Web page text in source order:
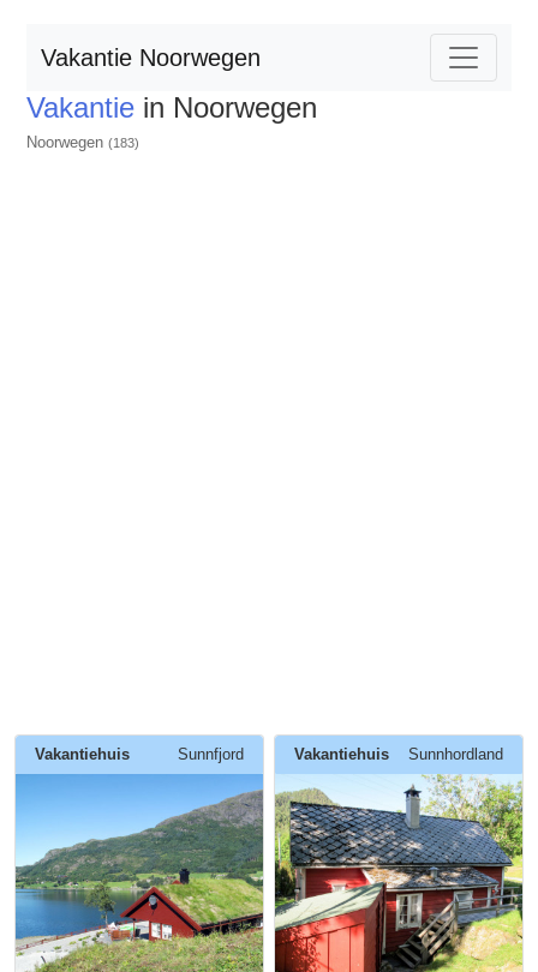
Vakantie Noorwegen
Vakantie in Noorwegen
Noorwegen (183)
Vakantiehuis Sunnfjord Vakantiehuis Sunnhordland